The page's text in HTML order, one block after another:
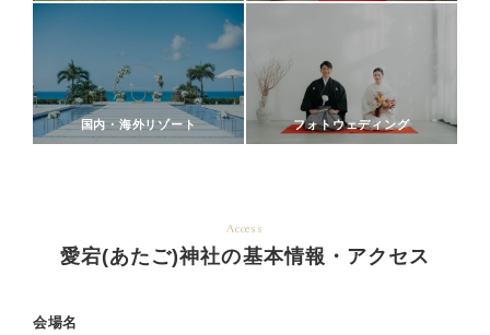
国内・海外リゾート フォトウェディング
Access
愛宕(あたご)神社の基本情報・アクセス
会場名